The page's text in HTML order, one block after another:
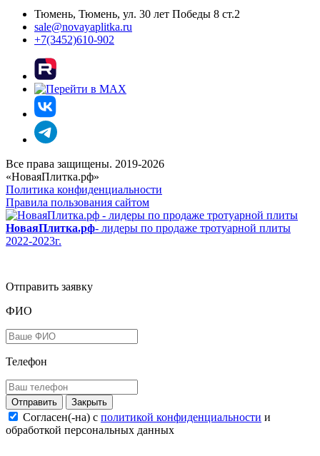
Тюмень, Тюмень, ул. 30 лет Победы 8 ст.2
sale@novayaplitka.ru
+7(3452)610-902
Все права защищены. 2019-2026
«НоваяПлитка.рф»
Политика конфиденциальности
Правила пользования сайтом
НоваяПлитка.рф- лидеры по продаже тротуарной плиты
2022-2023г.
Отправить заявку
ФИО
Телефон
Закрыть
Согласен(-на) c политикой конфиденциальности и
обработкой персональных данных